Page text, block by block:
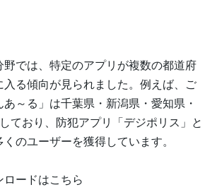
野では、特定のアプリが複数の都道府
入る傾向が見られました。例えば、ご
～る」は千葉県・新潟県・愛知県・
ており、防犯アプリ「デジポリス」と
のユーザーを獲得しています。
ードはこちら